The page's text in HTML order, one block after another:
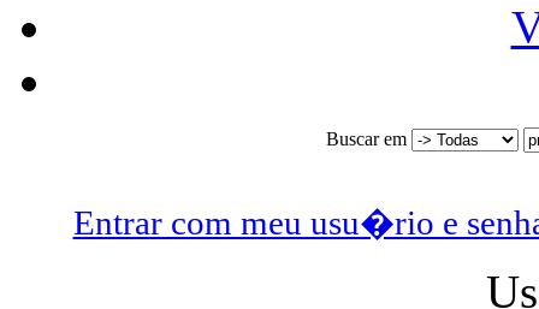
Buscar em
Entrar com meu usu�rio e